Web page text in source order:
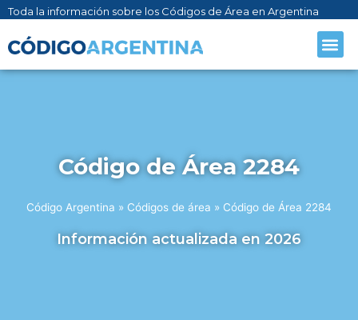
Toda la información sobre los Códigos de Área en Argentina
Código de Área 2284
Código Argentina » Códigos de área » Código de Área 2284
Información actualizada en 2026